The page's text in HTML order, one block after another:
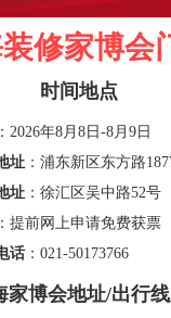
修家博会
时间地点
：2026年8月8日-8月9日
址 ：浦东新区东方路
址 ：徐汇区吴中路52号
：提前网上申请免费获票
话 ：021-50173766
家博会地址/出行